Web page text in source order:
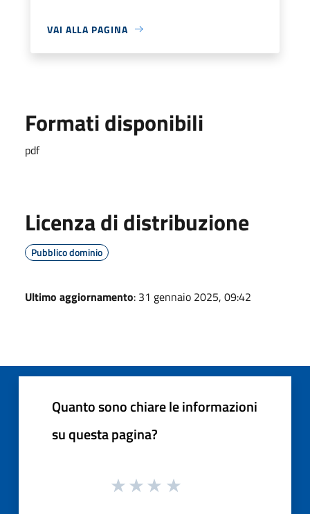
VAI ALLA PAGINA
Formati disponibili
pdf
Licenza di distribuzione
Pubblico dominio
Ultimo aggiornamento: 31 gennaio 2025, 09:42
Quanto sono chiare le informazioni
su questa pagina?